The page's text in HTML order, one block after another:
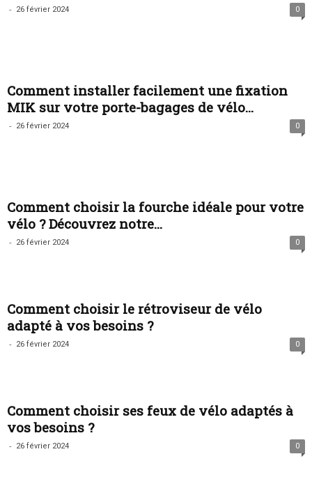
- 26 février 2024 0
Comment installer facilement une fixation
MIK sur votre porte-bagages de vélo...
- 26 février 2024 0
Comment choisir la fourche idéale pour votre
vélo ? Découvrez notre...
- 26 février 2024 0
Comment choisir le rétroviseur de vélo
adapté à vos besoins ?
- 26 février 2024 0
Comment choisir ses feux de vélo adaptés à
vos besoins ?
- 26 février 2024 0